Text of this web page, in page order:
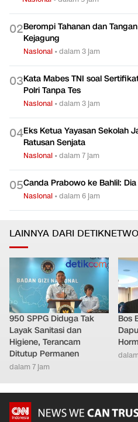
02Berompi Tahanan dan
Kejagung
Nasional •dalam 3 jam
03Kata Mabes TNI soal
Polri Tanpa Tes
Nasional •dalam 3 jam
04Eks Ketua Yayasan Sekolah
Ratusan Senjata
Nasional •dalam 7 jam
05Canda Prabowo ke Bahlil:
Nasional •dalam 6 jam
LAINNYA DARI
950 SPPG Diduga Tak
Layak Sanitasi dan
Higiene, Terancam
Ditutup Permanen
dalam 7 jam
Bos